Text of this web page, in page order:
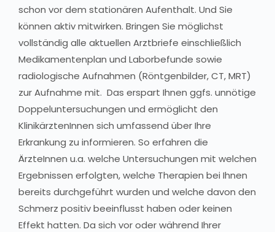
schon vor dem stationären Aufenthalt. Und Sie
können aktiv mitwirken. Bringen Sie möglichst
vollständig alle aktuellen Arztbriefe einschließlich
Medikamentenplan und Laborbefunde sowie
radiologische Aufnahmen (Röntgenbilder, CT, MRT)
zur Aufnahme mit. Das erspart Ihnen ggfs. unnötige
Doppeluntersuchungen und ermöglicht den
KlinikärztenInnen sich umfassend über Ihre
Erkrankung zu informieren. So erfahren die
ÄrzteInnen u.a. welche Untersuchungen mit welchen
Ergebnissen erfolgten, welche Therapien bei Ihnen
bereits durchgeführt wurden und welche davon den
Schmerz positiv beeinflusst haben oder keinen
Effekt hatten. Da sich vor oder während Ihrer